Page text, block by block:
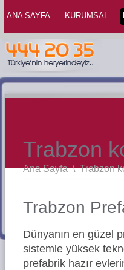
ANA SAYFA KURUMSAL
Trabzon
Ana Sayfa \Trabzon
Trabzon
Dünyanın en güzel
sistemle yüksek
prefabrik hazır